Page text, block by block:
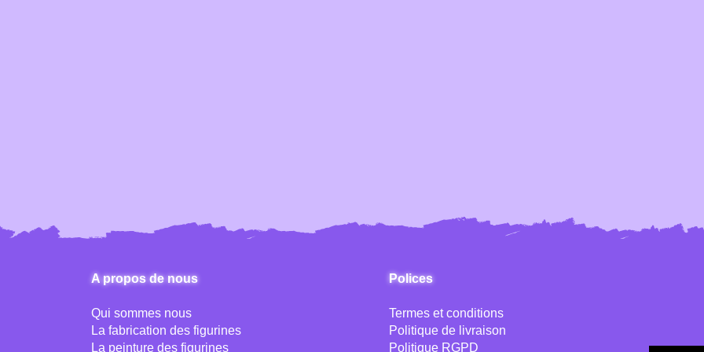
A propos de nous
Qui sommes nous
La fabrication des figurines
La peinture des figurines
Polices
Termes et conditions
Politique de livraison
Politique RGPD